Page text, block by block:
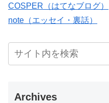
COSPER（はてなブログ）
note（エッセイ・裏話）
Archives